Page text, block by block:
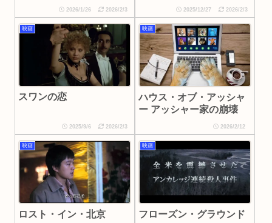
2026/1/26 2026/2/3 2025/12/27 2026/2/3
映画
スワンの恋
2025/9/6 2026/2/3
映画
ハウス・オブ・アッシャ
ー アッシャー家の崩壊
2026/2/12
映画
ロスト・イン・北京
映画
フローズン・グラウンド